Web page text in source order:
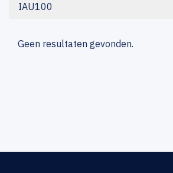
IAU100
Geen resultaten gevonden.